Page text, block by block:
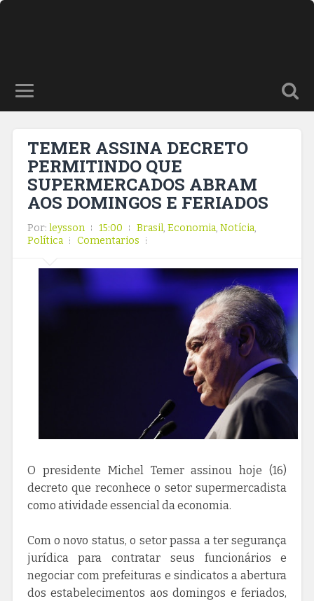
TEMER ASSINA DECRETO
PERMITINDO QUE
SUPERMERCADOS ABRAM
AOS DOMINGOS E FERIADOS
Por: leysson 15:00 Brasil, Economia, Notícia,
Política
Comentarios
O presidente Michel Temer assinou hoje (16)
decreto que reconhece o setor supermercadista
como atividade essencial da economia.
Com o novo status, o setor passa a ter segurança
jurídica para contratar seus funcionários e
negociar com prefeituras e sindicatos a abertura
dos estabelecimentos aos domingos e feriados,